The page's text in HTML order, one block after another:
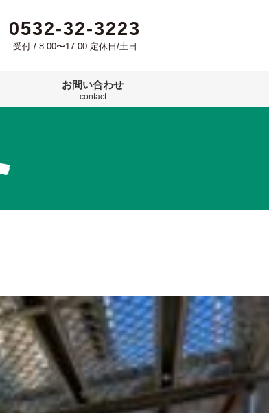
0532-32-3223
受付 / 8:00〜17:00 定休日/土日
お問い合わせ
contact